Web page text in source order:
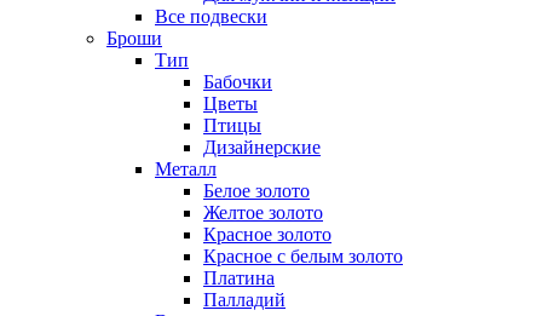
Все подвески
Броши
Тип
Бабочки
Цветы
Птицы
Дизайнерские
Металл
Белое золото
Желтое золото
Красное золото
Красное с белым золото
Платина
Палладий